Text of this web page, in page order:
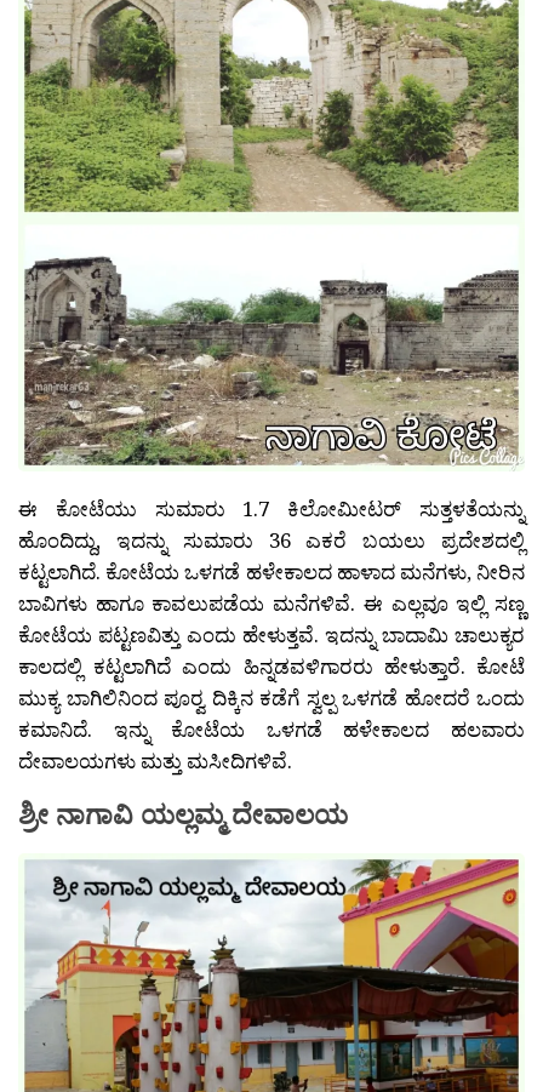
ಈ ಕೋಟೆಯು ಸುಮಾರು 1.7 ಕಿಲೋಮೀಟರ್ ಸುತ್ತಳತೆಯನ್ನು
ಹೊಂದಿದ್ದು, ಇದನ್ನು ಸುಮಾರು 36 ಎಕರೆ ಬಯಲು ಪ್ರದೇಶದಲ್ಲಿ
ಕಟ್ಟಲಾಗಿದೆ. ಕೋಟೆಯ ಒಳಗಡೆ ಹಳೇಕಾಲದ ಹಾಳಾದ ಮನೆಗಳು, ನೀರಿನ
ಬಾವಿಗಳು ಹಾಗೂ ಕಾವಲುಪಡೆಯ ಮನೆಗಳಿವೆ. ಈ ಎಲ್ಲವೂ ಇಲ್ಲಿ ಸಣ್ಣ
ಕೋಟೆಯ ಪಟ್ಟಣವಿತ್ತು ಎಂದು ಹೇಳುತ್ತವೆ. ಇದನ್ನು ಬಾದಾಮಿ ಚಾಲುಕ್ಯರ
ಕಾಲದಲ್ಲಿ ಕಟ್ಟಲಾಗಿದೆ ಎಂದು ಹಿನ್ನಡವಳಿಗಾರರು ಹೇಳುತ್ತಾರೆ. ಕೋಟೆ
ಮುಕ್ಯ ಬಾಗಿಲಿನಿಂದ ಪೂರ‍್ವ ದಿಕ್ಕಿನ ಕಡೆಗೆ ಸ್ವಲ್ಪ ಒಳಗಡೆ ಹೋದರೆ ಒಂದು
ಕಮಾನಿದೆ. ಇನ್ನು ಕೋಟೆಯ ಒಳಗಡೆ ಹಳೇಕಾಲದ ಹಲವಾರು
ದೇವಾಲಯಗಳು ಮತ್ತು ಮಸೀದಿಗಳಿವೆ.
ಶ್ರೀ ನಾಗಾವಿ ಯಲ್ಲಮ್ಮ ದೇವಾಲಯ